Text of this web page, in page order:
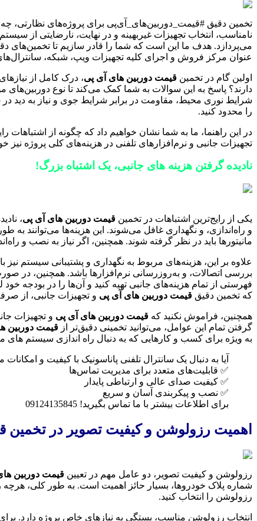
تخمین دقیق #قیمت_دوربین‌های_آی‌پی برای پروژه‌های نظارتی،
نامناسب، انتخاب تجهیزات غیربهینه و در نهایت، نارضایتی از
می‌پردازد. هدف ما این است که شما را قادر سازیم تا تخمین‌های
عنوان مرکز فروش و اجرای کلیه تجهیزات ویپ، شبکه،
اولین گام در تخمین قیمت دوربین های آی پی، درک کامل از
دارند؟ پاسخ به این سوالات به شما کمک می‌کند تا نوع دوربین‌های
شرایط نوری محیط، مقاومت در برابر شرایط جوی و نیاز به دید
را محدود کنید.
در این راهنما، ما به شما نشان خواهیم داد که چگونه از اشتباهات
تجهیزات جانبی و نرم‌افزارهای تلفنی در هزینه‌های کلی پروژه نیز
نادیده گرفتن هزینه های جانبی، یک اشتباه بزرگ!
یکی از رایج‌ترین اشتباهات در تخمین قیمت دوربین های آی پی،
مانیتورها باید در نظر گرفته شوند. همچنین، اگر نیاز به نصب و
علاوه بر این، هزینه‌های مربوط به نگهداری و پشتیبانی سیستم نیز
بررسی اتصالات، و به‌روزرسانی نرم‌افزارها باشد. همچنین، در
فهرستی از تمام هزینه‌های جانبی تهیه کنید و آن‌ها را در بودجه
که تخمین دقیق قیمت دوربین های آی پی و تجهیزات جانبی، از
همچنین، فراموش نکنید که قیمت دوربین های آی پی و تجهیزات
گرفتن تمام این عوامل، می‌توانید تخمینی دقیق‌تر از قیمت دوربین
به ویژه برای کسب و کارهایی که به دنبال راه اندازی سیستم های
آیا به دنبال یک سانترال تلفنی پاناسونیک با کیفیت و
✅ قابلیت‌های متعدد برای مدیریت تماس‌ها
✅ کیفیت صدای عالی و ارتباطی پایدار
✅ نصب و پیکربندی آسان و سریع
برای اطلاعات بیشتر با ما تماس بگیرید! 09124135845
اهمیت رزولوشن و کیفیت تصویر در تخمین
رزولوشن و کیفیت تصویر، دو عامل مهم در تعیین قیمت دوربین
شماره پلاک خودروها، بسیار حائز اهمیت است. به طور کلی، هرچه
رزولوشن را انتخاب کنید.
انتخاب رزولوشن مناسب، بستگی به نیازهای خاص پروژه دارد.